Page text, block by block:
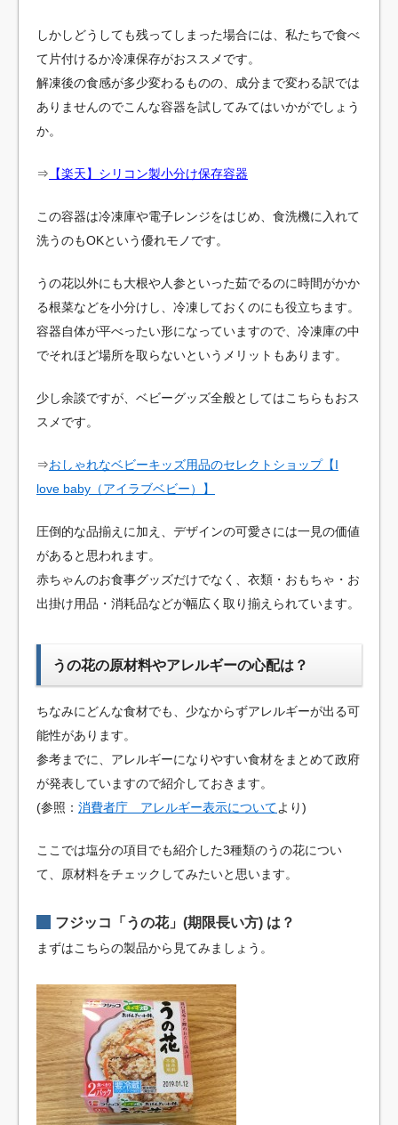
しかしどうしても残ってしまった場合には、私たちで食べ
て片付けるか冷凍保存がおススメです。
解凍後の食感が多少変わるものの、成分まで変わる訳では
ありませんのでこんな容器を試してみてはいかがでしょう
か。
⇒ 【楽天】シリコン製小分け保存容器
この容器は冷凍庫や電子レンジをはじめ、食洗機に入れて
洗うのもOKという優れモノです。
うの花以外にも大根や人参といった茹でるのに時間がかか
る根菜などを小分けし、冷凍しておくのにも役立ちます。
容器自体が平べったい形になっていますので、冷凍庫の中
でそれほど場所を取らないというメリットもあります。
少し余談ですが、ベビーグッズ全般としてはこちらもおス
スメです。
⇒おしゃれなベビーキッズ用品のセレクトショップ【I
love baby（アイラブベビー）】
圧倒的な品揃えに加え、デザインの可愛さには一見の価値
があると思われます。
赤ちゃんのお食事グッズだけでなく、衣類・おもちゃ・お
出掛け用品・消耗品などが幅広く取り揃えられています。
うの花の原材料やアレルギーの心配は？
ちなみにどんな食材でも、少なからずアレルギーが出る可
能性があります。
参考までに、アレルギーになりやすい食材をまとめて政府
が発表していますので紹介しておきます。
(参照： 消費者庁 アレルギー表示についてより)
ここでは塩分の項目でも紹介した3種類のうの花につい
て、原材料をチェックしてみたいと思います。
フジッコ「うの花」(期限長い方) は？
まずはこちらの製品から見てみましょう。